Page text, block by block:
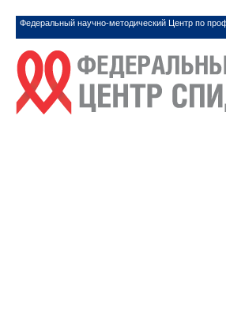
Федеральный научно-методический Центр по